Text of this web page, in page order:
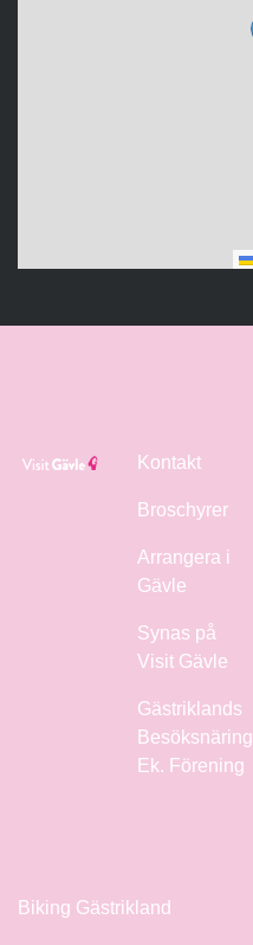
Kontakt
Broschyrer
Arrangera i
Gävle
Synas på
Visit Gävle
Gästriklands
Besöksnäring
Ek. Förening
Biking Gästrikland